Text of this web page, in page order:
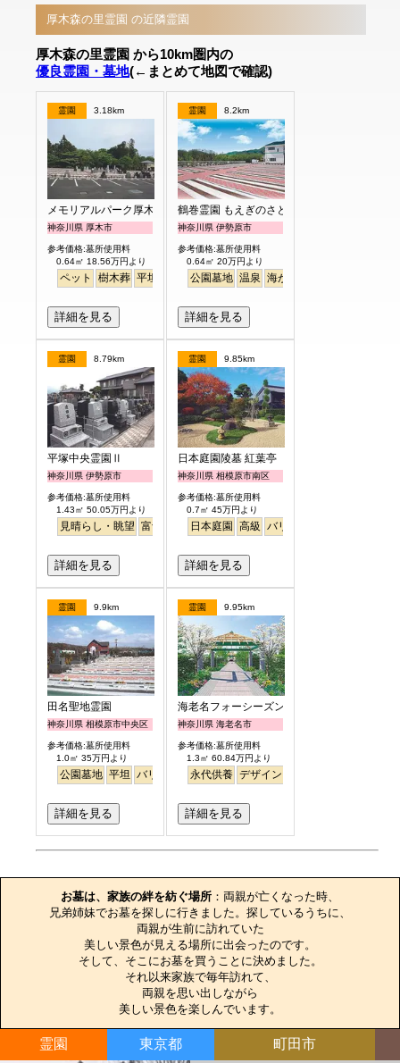
厚木森の里霊園 の近隣霊園
厚木森の里霊園 から10km圏内の
優良霊園・墓地(←まとめて地図で確認)
霊園 3.18km
メモリアルパーク厚木ふるさとの丘
神奈川県 厚木市
参考価格:墓所使用料
0.64㎡ 18.56万円より
ペット 樹木葬 平坦
詳細を見る
霊園 8.2km
鶴巻霊園 もえぎのさと
神奈川県 伊勢原市
参考価格:墓所使用料
0.64㎡ 20万円より
公園墓地 温泉 海がみえる
詳細を見る
霊園 8.79km
平塚中央霊園Ⅱ
神奈川県 伊勢原市
参考価格:墓所使用料
1.43㎡ 50.05万円より
見晴らし・眺望 富士山 徒歩
詳細を見る
霊園 9.85km
日本庭園陵墓 紅葉亭
神奈川県 相模原市南区
参考価格:墓所使用料
0.7㎡ 45万円より
日本庭園 高級 バリアフリー
詳細を見る
霊園 9.9km
田名聖地霊園
神奈川県 相模原市中央区
参考価格:墓所使用料
1.0㎡ 35万円より
公園墓地 平坦 バリアフリー 明るい
詳細を見る
霊園 9.95km
海老名フォーシーズンメモリアル
神奈川県 海老名市
参考価格:墓所使用料
1.3㎡ 60.84万円より
永代供養 デザイン
詳細を見る
お墓は、家族の絆を紡ぐ場所 ：両親が亡くなった時、
兄弟姉妹でお墓を探しに行きました。探しているうちに、
両親が生前に訪れていた
美しい景色が見える場所に出会ったのです。
そして、そこにお墓を買うことに決めました。
それ以来家族で毎年訪れて、
両親を思い出しながら
美しい景色を楽しんでいます。
霊園 東京都 町田市